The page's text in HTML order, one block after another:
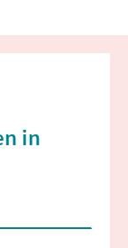
in
2 Zeichen